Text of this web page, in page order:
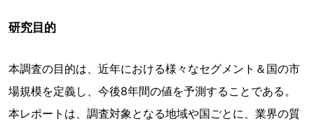
研究目的
本調査の目的は、近年における様々なセグメント＆国の市
場規模を定義し、今後8年間の値を予測することである。
本レポートは、調査対象となる地域や国ごとに、業界の質